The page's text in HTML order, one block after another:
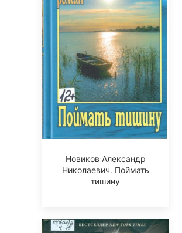
Новиков Александр
Николаевич. Поймать
тишину